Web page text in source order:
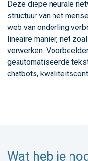
Deze diepe neurale
structuur van het
web van onderling
lineaire manier, net
verwerken.
geautomatiseerde
chatbots,
Wat heb je